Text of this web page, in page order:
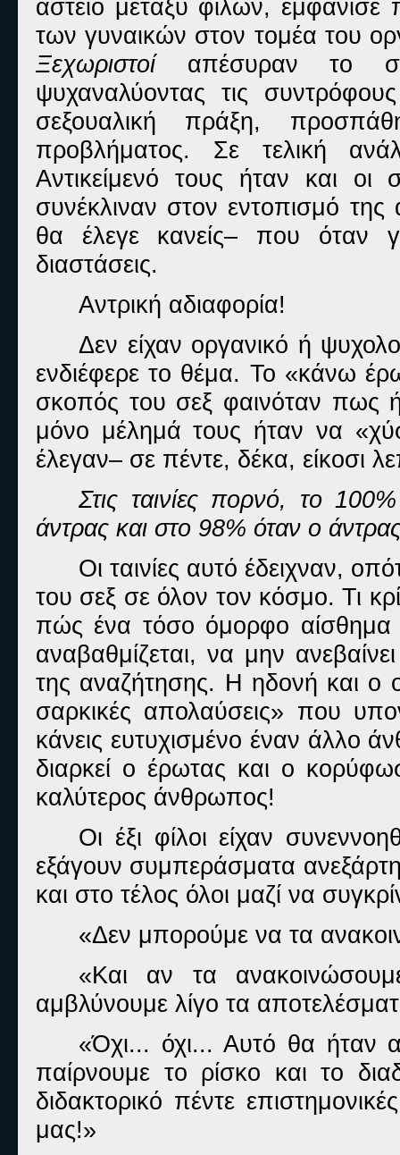
αστείο μεταξύ φίλων,
των γυναικών στον τομέα του
Ξεχωριστοίαπέσυραν το
ψυχαναλύοντας τις
σεξουαλική πράξη,
προβλήματος. Σε τελική
Αντικείμενό τους ήταν και οι
συνέκλιναν στον εντοπισμό
θα έλεγε κανείς– που όταν
διαστάσεις.
Αντρική αδιαφορία!
Δεν είχαν οργανικό ή
ενδιέφερε το θέμα. Το «κάνω
σκοπός του σεξ φαινόταν πως
μόνο μέλημά τους ήταν να
έλεγαν– σε πέντε, δέκα,
Στις ταινίες πορνό, το
άντρας και στο 98% όταν ο
Οι ταινίες αυτό έδειχναν,
του σεξ σε όλον τον κόσμο. Τι
πώς ένα τόσο όμορφο αίσθημα
αναβαθμίζεται, να μην
της αναζήτησης. Η ηδονή και ο
σαρκικές απολαύσεις» που
κάνεις ευτυχισμένο έναν άλλο
διαρκεί ο έρωτας και ο
καλύτερος άνθρωπος!
Οι έξι φίλοι είχαν
εξάγουν συμπεράσματα
και στο τέλος όλοι μαζί να
«Δεν μπορούμε να τα
«Και αν τα
αμβλύνουμε λίγο τα
«Όχι... όχι... Αυτό θα ήταν
παίρνουμε το ρίσκο και το
διδακτορικό πέντε
μας!»